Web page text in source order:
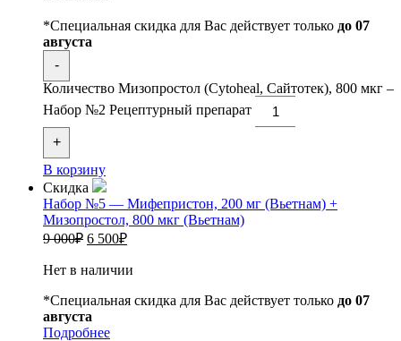
*Специальная скидка для Вас действует только до 07
августа
-
Количество Мизопростол (Cytoheal, Сайтотек), 800 мкг –
Набор №2 Рецептурный препарат
+
В корзину
Скидка
Набор №5 — Мифепристон, 200 мг (Вьетнам) +
Мизопростол, 800 мкг (Вьетнам)
9 000₽ 6 500₽
Нет в наличии
*Специальная скидка для Вас действует только до 07
августа
Подробнее